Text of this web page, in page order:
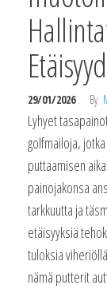
29/01/2026 By
Lyhyet
golfmailoja,
puttaamisen
painojakonsa
tarkkuutta ja
etäisyyksiä
tuloksia
nämä putterit